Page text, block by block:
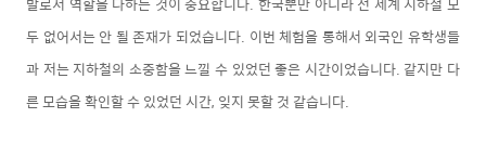
두 없어서는 안 될 존재가 되었습니다. 이번 체험을 통해서 외국인 유학생들
과 저는 지하철의 소중함을 느낄 수 있었던 좋은 시간이었습니다. 같지만 다
른 모습을 확인할 수 있었던 시간, 잊지 못할 것 같습니다.